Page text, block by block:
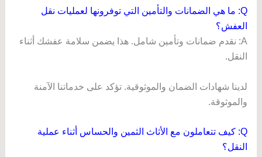
Q: ما هي الضمانات والتأمين التي توفرونها لعمليات نقل
العفش؟
A: نقدم ضمانات وتأمين شامل. هذا يضمن سلامة عفشك أثناء
النقل.
لدينا شهادات الضمان والموثوقية. تؤكد على خدماتنا الآمنة
والموثوقة.
Q: كيف تتعاملون مع الأثاث الثمين والحساس أثناء عملية
النقل؟